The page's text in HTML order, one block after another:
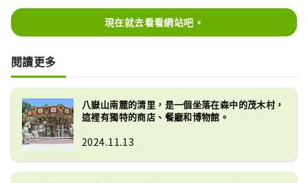
現在就去看看網站吧。
閱讀更多
八嶽山南麓的清里，是一個坐落在森中的茂木村，
這裡有獨特的商店、餐廳和博物館。
2024.11.13